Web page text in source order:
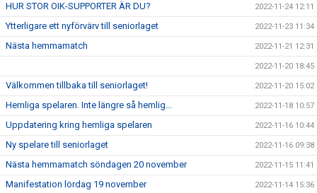
HUR STOR OIK-SUPPORTER ÄR DU? 2022-11-24 12:11
Ytterligare ett nyförvärv till seniorlaget 2022-11-23 11:34
Nästa hemmamatch 2022-11-21 12:31
2022-11-20 18:45
Välkommen tillbaka till seniorlaget! 2022-11-20 15:02
Hemliga spelaren. Inte längre så hemlig... 2022-11-18 10:57
Uppdatering kring hemliga spelaren 2022-11-16 10:44
Ny spelare till seniorlaget 2022-11-16 09:38
Nästa hemmamatch söndagen 20 november 2022-11-15 11:41
Manifestation lördag 19 november 2022-11-14 15:36